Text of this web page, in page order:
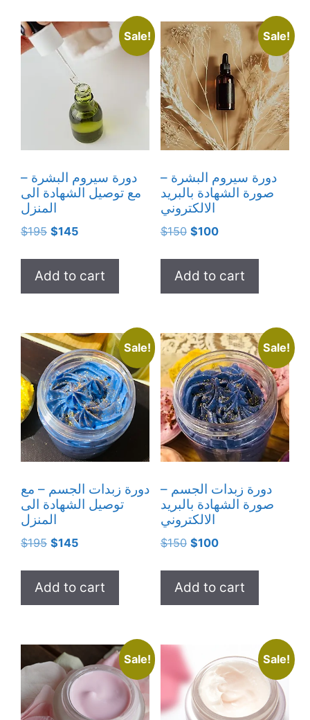
Sale!
دورة سيروم البشرة –
مع توصيل الشهادة الى
المنزل
$195 Original
$195.
$145Current
$145.
Add to cart
Sale!
دورة سيروم البشرة –
صورة الشهادة بالبريد
الالكتروني
$150 Original
$150.
$100Current
$100.
Add to cart
Sale!
دورة زبدات الجسم – مع
توصيل الشهادة الى
المنزل
$195 Original
$195.
$145Current
$145.
Add to cart
Sale!
دورة زبدات الجسم –
صورة الشهادة بالبريد
الالكتروني
$150 Original
$150.
$100Current
$100.
Add to cart
Sale! Sale!